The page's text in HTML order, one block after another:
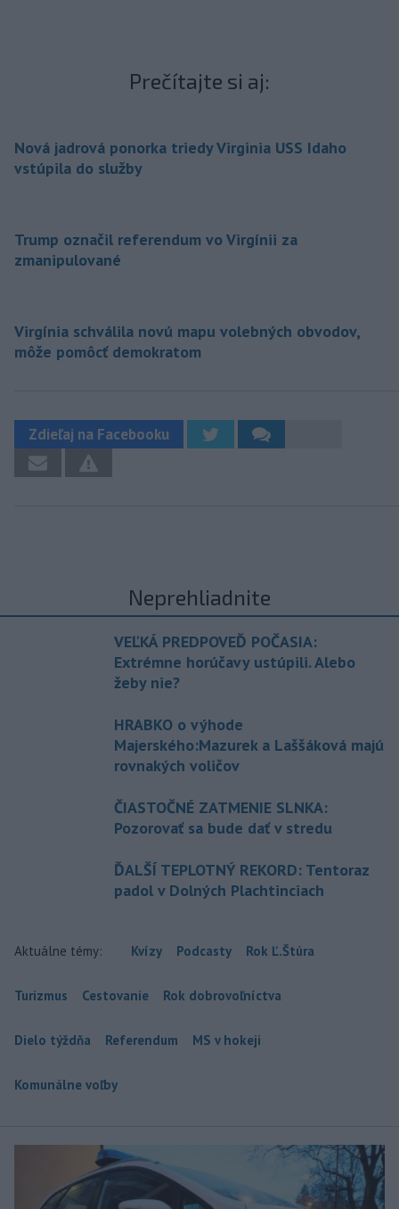
Prečítajte si aj:
Nová jadrová ponorka triedy Virginia USS Idaho
vstúpila do služby
Trump označil referendum vo Virgínii za
zmanipulované
Virgínia schválila novú mapu volebných obvodov,
môže pomôcť demokratom
Zdieľaj na Facebooku
Neprehliadnite
VEĽKÁ PREDPOVEĎ POČASIA:
Extrémne horúčavy ustúpili. Alebo
žeby nie?
HRABKO o výhode
Majerského:Mazurek a Laššáková majú
rovnakých voličov
ČIASTOČNÉ ZATMENIE SLNKA:
Pozorovať sa bude dať v stredu
ĎALŠÍ TEPLOTNÝ REKORD: Tentoraz
padol v Dolných Plachtinciach
Aktuálne témy: Kvízy Podcasty Rok Ľ.Štúra
Turizmus Cestovanie Rok dobrovoľníctva
Dielo týždňa Referendum MS v hokeji
Komunálne voľby